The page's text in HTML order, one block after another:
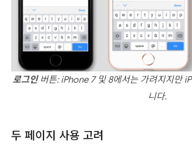
로그인버튼: iPhone 7 및 8에서는 가려지지만
니다.
두 페이지 사용 고려